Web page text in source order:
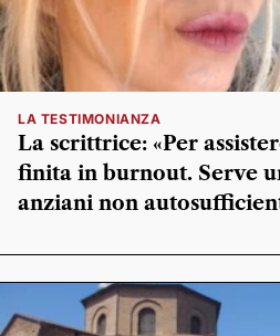
LA TESTIMONIANZA
La scrittrice: «Per
finita in burnout. Serve
anziani non